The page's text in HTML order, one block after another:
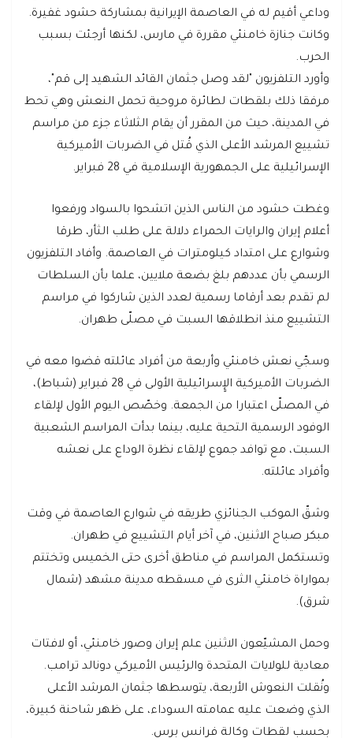
وداعي أقيم له في العاصمة الإيرانية بمشاركة حشود غفيرة.
وكانت جنازة خامنئي مقررة في مارس، لكنها أرجئت بسبب
الحرب.
وأورد التلفزيون "لقد وصل جثمان القائد الشهيد إلى قم"،
مرفقا ذلك بلقطات لطائرة مروحية تحمل النعش وهي تحط
في المدينة، حيث من المقرر أن يقام الثلاثاء جزء من مراسم
تشييع المرشد الأعلى الذي قُتل في الضربات الأميركية
الإسرائيلية على الجمهورية الإسلامية في 28 فبراير.
وغطت حشود من الناس الذين اتشحوا بالسواد ورفعوا
أعلام إيران والرايات الحمراء دلالة على طلب الثأر، طرقا
وشوارع على امتداد كيلومترات في العاصمة. وأفاد التلفزيون
الرسمي بأن عددهم بلغ بضعة ملايين، علما بأن السلطات
لم تقدم بعد أرقاما رسمية لعدد الذين شاركوا في مراسم
التشييع منذ انطلاقها السبت في مصلّى طهران.
وسجّي نعش خامنئي وأربعة من أفراد عائلته قضوا معه في
الضربات الأميركية الإٍسرائيلية الأولى في 28 فبراير (شباط)،
في المصلّى اعتبارا من الجمعة. وخصّص اليوم الأول لإلقاء
الوفود الرسمية التحية عليه، بينما بدأت المراسم الشعبية
السبت، مع توافد جموع لإلقاء نظرة الوداع على نعشه
وأفراد عائلته.
وشقّ الموكب الجنائزي طريقه في شوارع العاصمة في وقت
مبكر صباح الاثنين، في آخر أيام التشييع في طهران.
وتستكمل المراسم في مناطق أخرى حتى الخميس وتختتم
بمواراة خامنئي الثرى في مسقطه مدينة مشهد (شمال
شرق).
وحمل المشيّعون الاثنين علم إيران وصور خامنئي، أو لافتات
معادية للولايات المتحدة والرئيس الأميركي دونالد ترامب.
ونُقلت النعوش الأربعة، يتوسطها جثمان المرشد الأعلى
الذي وضعت عليه عمامته السوداء، على ظهر شاحنة كبيرة،
بحسب لقطات وكالة فرانس برس.